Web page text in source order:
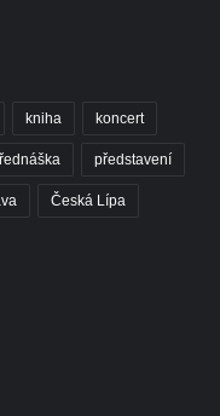
kniha koncert
představení
Česká Lípa